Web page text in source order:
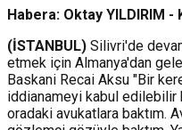
Habera: Oktay YILDIRIM
(İSTANBUL) Silivri'de
etmek için Almanya'dan
Baskani Recai Aksu "Bir
iddianameyi kabul edilebilir
oradaki avukatlara baktım.